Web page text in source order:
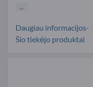
...
Daugiau informacijos-
Šio tiekėjo produktai